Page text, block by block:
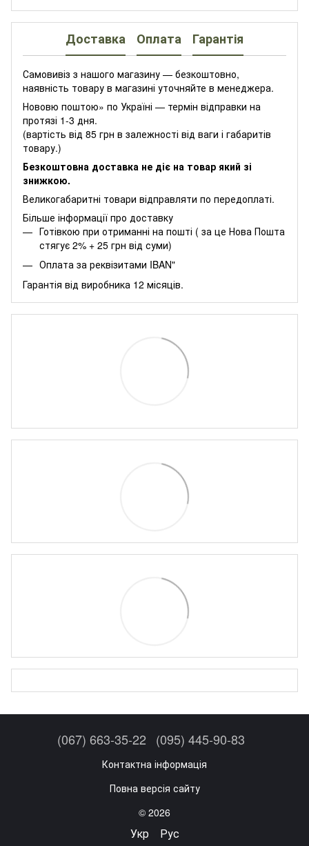
Доставка Оплата Гарантія
Самовивіз з нашого магазину — безкоштовно,
наявність товару в магазині уточняйте в менеджера.
Нововю поштою» по Україні — термін відправки на
протязі 1-3 дня.
(вартість від 85 грн в залежності від ваги і габаритів
товару.)
Безкоштовна доставка не діє на товар який зі
знижкою.
Великогабаритні товари відправляти по передоплаті.
Більше інформації про доставку
Готівкою при отриманні на пошті ( за це Нова Пошта
стягує 2% + 25 грн від суми)
Оплата за реквізитами IBAN"
Гарантія від виробника 12 місяців.
(067) 663-35-22 (095) 445-90-83
Контактна інформація
Повна версія сайту
© 2026
Укр Рус